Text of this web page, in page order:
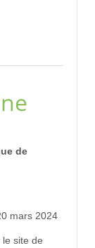
de
mars 2024
site de